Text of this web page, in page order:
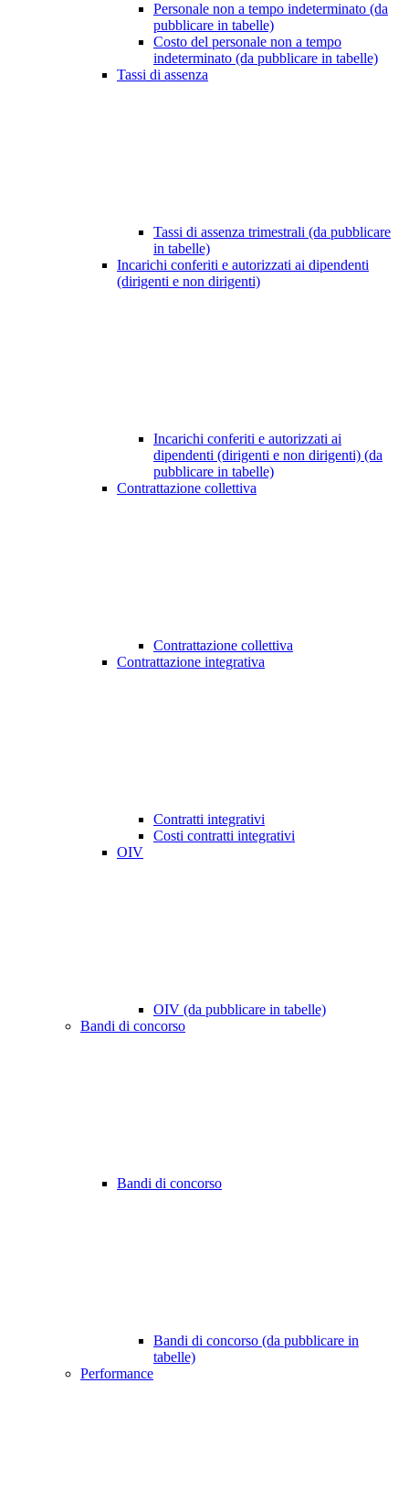
Personale non a tempo indeterminato (da
pubblicare in tabelle)
Costo del personale non a tempo
indeterminato (da pubblicare in tabelle)
Tassi di assenza
Tassi di assenza trimestrali (da pubblicare
in tabelle)
Incarichi conferiti e autorizzati ai dipendenti
(dirigenti e non dirigenti)
Incarichi conferiti e autorizzati ai
dipendenti (dirigenti e non dirigenti) (da
pubblicare in tabelle)
Contrattazione collettiva
Contrattazione collettiva
Contrattazione integrativa
Contratti integrativi
Costi contratti integrativi
OIV
OIV (da pubblicare in tabelle)
Bandi di concorso
Bandi di concorso
Bandi di concorso (da pubblicare in
tabelle)
Performance